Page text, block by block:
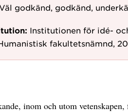
godkänd, godkänd,
Institutionen för idé-
fakultetsnämnd,
inom och utom